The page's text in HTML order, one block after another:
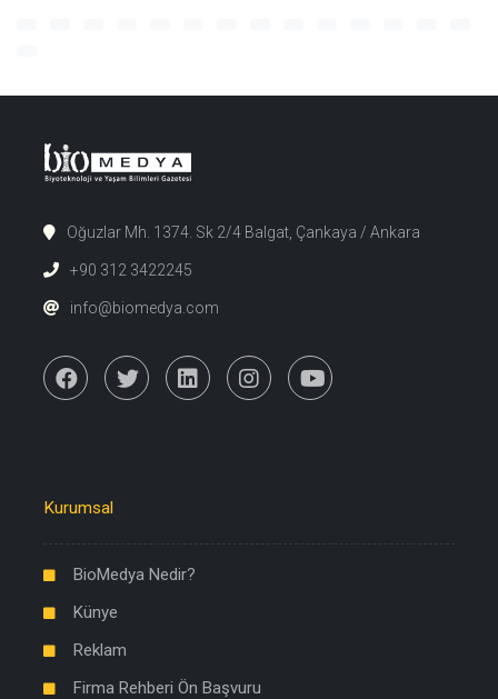
Oğuzlar Mh. 1374. Sk 2/4 Balgat, Çankaya / Ankara
+90 312 3422245
info@biomedya.com
Kurumsal
BioMedya Nedir?
Künye
Reklam
Firma Rehberi Ön Başvuru